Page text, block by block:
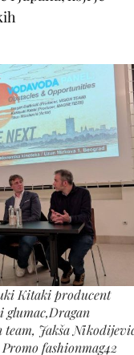
Kitaki producent
glumac,Dragan
Jakša
fashionmag42